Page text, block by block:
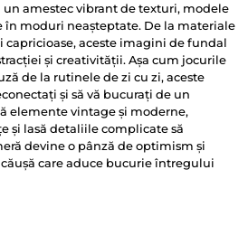
un amestec vibrant de texturi, modele
în moduri neașteptate. De la materiale
capricioase, aceste imagini de fundal
și creativității. Așa cum jocurile
de la rutinele de zi cu zi, aceste
și să vă bucurați de un
elemente vintage și moderne,
și lasă detaliile complicate să
devine o pânză de optimism și
care aduce bucurie întregului